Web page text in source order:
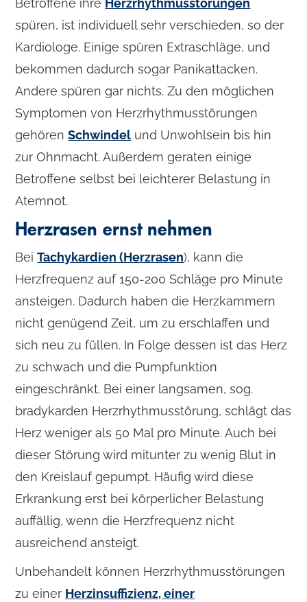
Betroffene ihre Herzrhythmusstörungen
spüren, ist individuell sehr verschieden, so der
Kardiologe. Einige spüren Extraschläge, und
bekommen dadurch sogar Panikattacken.
Andere spüren gar nichts. Zu den möglichen
Symptomen von Herzrhythmusstörungen
gehörenSchwindel und Unwohlsein bis hin
zur Ohnmacht. Außerdem geraten einige
Betroffene selbst bei leichterer Belastung in
Atemnot.
Herzrasen ernst nehmen
BeiTachykardien (Herzrasen), kann die
Herzfrequenz auf 150-200 Schläge pro Minute
ansteigen. Dadurch haben die Herzkammern
nicht genügend Zeit, um zu erschlaffen und
sich neu zu füllen. In Folge dessen ist das Herz
zu schwach und die Pumpfunktion
eingeschränkt. Bei einer langsamen, sog.
bradykarden Herzrhythmusstörung, schlägt das
Herz weniger als 50 Mal pro Minute. Auch bei
dieser Störung wird mitunter zu wenig Blut in
den Kreislauf gepumpt. Häufig wird diese
Erkrankung erst bei körperlicher Belastung
auffällig, wenn die Herzfrequenz nicht
ausreichend ansteigt.
Unbehandelt können Herzrhythmusstörungen
zu einer Herzinsuffizienz, einer